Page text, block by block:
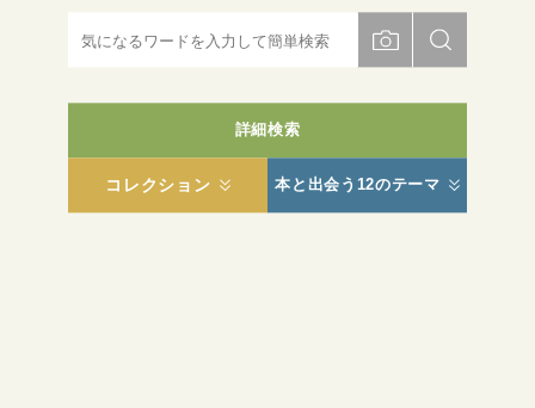
詳細検索
コレクション 本と出会う12のテーマ